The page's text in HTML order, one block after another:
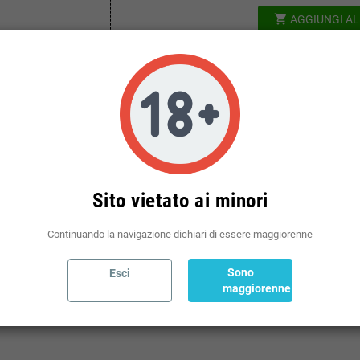
shopping_cart AGGIUNGI
Politiche per le spedizioni
CALYPSO LIQUID È ARRIVATA! FRUTTATI FRIZZANTI
Sito vietato ai minori
Continuando la navigazione dichiari di essere maggiorenne
Esci
Sono
maggiorenne